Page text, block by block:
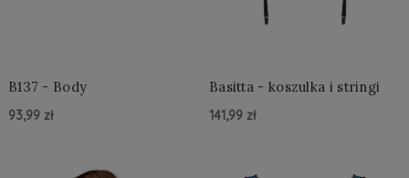
B137 - Body
93,99 zł
Basitta - koszulka i stringi
141,99 zł